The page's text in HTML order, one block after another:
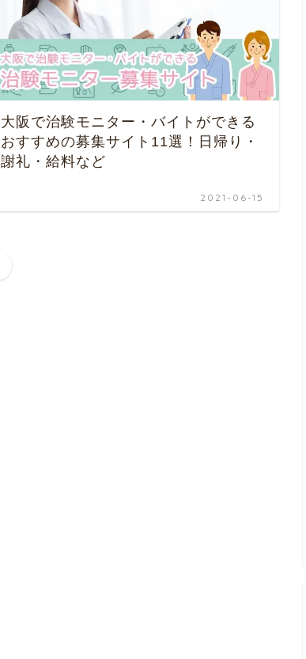
大阪で治験モニター・バイトができる
おすすめの募集サイト11選！日帰り・
謝礼・給料など
2021-06-15